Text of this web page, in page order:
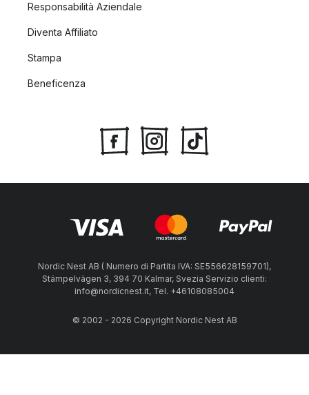
Responsabilità Aziendale
Diventa Affiliato
Stampa
Beneficenza
Nordic Nest AB ( Numero di Partita IVA: SE556628159701),
Stämpelvägen 3, 394 70 Kalmar, Svezia Servizio clienti:
info@nordicnest.it, Tel. +46108085004
© 2002 - 2026 Copyright Nordic Nest AB